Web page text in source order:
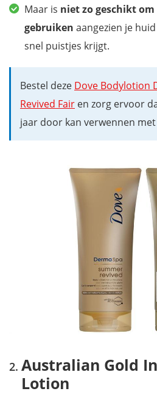
Maar is niet zo geschikt
gebruiken aangezien je
snel puistjes krijgt.
Bestel deze Dove Bodylotion
Revived Fair en zorg ervoor
jaar door kan verwennen
Australian Gold
Lotion